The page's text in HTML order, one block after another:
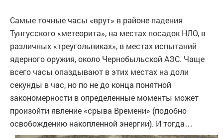
Самые точные часы «врут» в районе падения
Тунгусского «метеорита», на местах посадок НЛО, в
различных «треугольниках», в местах испытаний
ядерного оружия, около Чернобыльской АЭС. Чаще
всего часы опаздывают в этих местах на доли
секунды в час, но по не до конца понятной
закономерности в определенные моменты может
произойти явление «срыва Времени» (подобно
освобождению накопленной энергии). И тогда…